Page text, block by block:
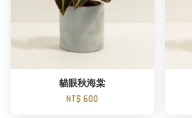
貓眼秋海棠
NT$ 600